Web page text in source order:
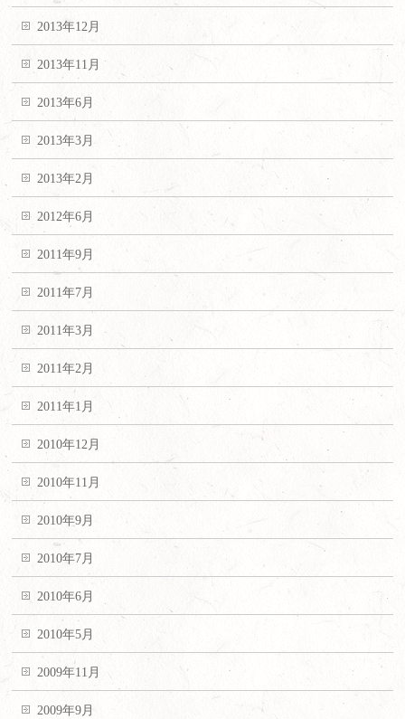
2013年12月
2013年11月
2013年6月
2013年3月
2013年2月
2012年6月
2011年9月
2011年7月
2011年3月
2011年2月
2011年1月
2010年12月
2010年11月
2010年9月
2010年7月
2010年6月
2010年5月
2009年11月
2009年9月